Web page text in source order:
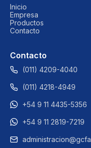
Inicio
Empresa
Productos
Contacto
Contacto
(011) 4209-4040​
(011) 4218-4949
+54 9 11 4435-5356
+54 9 11 2819-7219